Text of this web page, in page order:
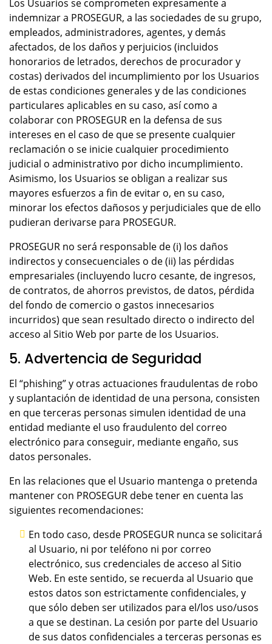
Los Usuarios se comprometen expresamente a
indemnizar a PROSEGUR, a las sociedades de su grupo,
empleados, administradores, agentes, y demás
afectados, de los daños y perjuicios (incluidos
honorarios de letrados, derechos de procurador y
costas) derivados del incumplimiento por los Usuarios
de estas condiciones generales y de las condiciones
particulares aplicables en su caso, así como a
colaborar con PROSEGUR en la defensa de sus
intereses en el caso de que se presente cualquier
reclamación o se inicie cualquier procedimiento
judicial o administrativo por dicho incumplimiento.
Asimismo, los Usuarios se obligan a realizar sus
mayores esfuerzos a fin de evitar o, en su caso,
minorar los efectos dañosos y perjudiciales que de ello
pudieran derivarse para PROSEGUR.
PROSEGUR no será responsable de (i) los daños
indirectos y consecuenciales o de (ii) las pérdidas
empresariales (incluyendo lucro cesante, de ingresos,
de contratos, de ahorros previstos, de datos, pérdida
del fondo de comercio o gastos innecesarios
incurridos) que sean resultado directo o indirecto del
acceso al Sitio Web por parte de los Usuarios.
5. Advertencia de Seguridad
El “phishing” y otras actuaciones fraudulentas de robo
y suplantación de identidad de una persona, consisten
en que terceras personas simulen identidad de una
entidad mediante el uso fraudulento del correo
electrónico para conseguir, mediante engaño, sus
datos personales.
En las relaciones que el Usuario mantenga o pretenda
mantener con PROSEGUR debe tener en cuenta las
siguientes recomendaciones:
En todo caso, desde PROSEGUR nunca se solicitará
al Usuario, ni por teléfono ni por correo
electrónico, sus credenciales de acceso al Sitio
Web. En este sentido, se recuerda al Usuario que
estos datos son estrictamente confidenciales, y
que sólo deben ser utilizados para el/los uso/usos
a que se destinan. La cesión por parte del Usuario
de sus datos confidenciales a terceras personas es